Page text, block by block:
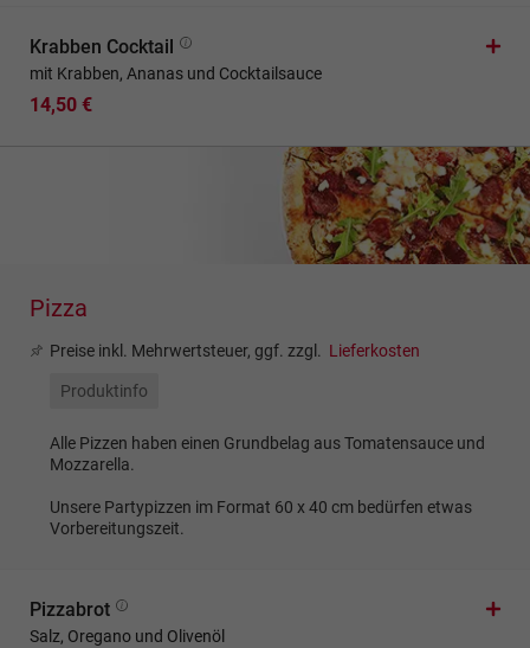
Krabben Cocktail
mit Krabben, Ananas und Cocktailsauce
14,50 €
Pizza
Preise inkl. Mehrwertsteuer, ggf. zzgl. Lieferkosten
Produktinfo
Alle Pizzen haben einen Grundbelag aus Tomatensauce und
Mozzarella.
Unsere Partypizzen im Format 60 x 40 cm bedürfen etwas
Vorbereitungszeit.
Pizzabrot
Salz, Oregano und Olivenöl